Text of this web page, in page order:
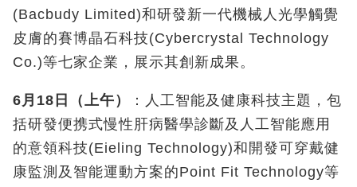
(Bacbudy Limited)和研發新一代機械人光學觸覺
皮膚的賽博晶石科技(Cybercrystal Technology
Co.)等七家企業，展示其創新成果。
6月 18 日（上午）
：人工智能及健康科技主題，包
括研發便携式慢性肝病醫學診斷及人工智能應用
的意領科技(Eieling Technology)和開發可穿戴健
康監測及智能運動方案的Point Fit Technology等